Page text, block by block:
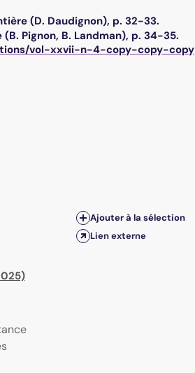
(D. Daudignon), p. 32-33.
Pignon, B. Landman), p. 34-35.
vol-xxvii-n-4-copy-copy-copy
Ajouter à la sélection
Lien externe